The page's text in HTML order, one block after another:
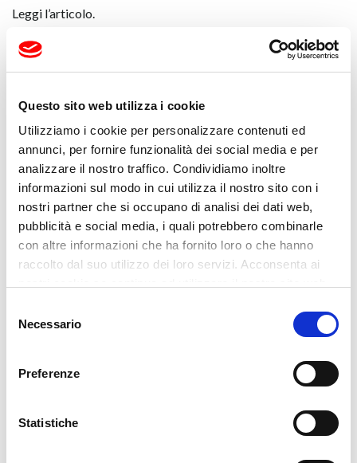
Questo sito web utilizza i cookie
Utilizziamo i cookie per personalizzare contenuti ed
annunci, per fornire funzionalità dei social media e per
analizzare il nostro traffico. Condividiamo inoltre
informazioni sul modo in cui utilizza il nostro sito con i
nostri partner che si occupano di analisi dei dati web,
pubblicità e social media, i quali potrebbero combinarle
con altre informazioni che ha fornito loro o che hanno
raccolto dal suo utilizzo dei loro servizi. Acconsenta ai
delNecessario
Preferenze
Statistiche
Leggi l’articolo.
‹ ›
ARTICOLI RECENTI
27 Luglio 2026